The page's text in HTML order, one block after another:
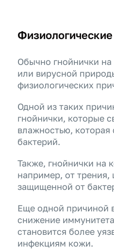
Обычно гнойнички на
или вирусной
физиологических
Одной из таких
гнойнички, которые
влажностью,
бактерий.
Также, гнойнички на
например, от
защищенной от
Еще одной причиной
снижение
становится более
инфекциям кожи.